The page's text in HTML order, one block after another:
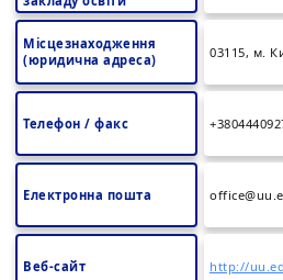
Місцезнаходження
(юридична адреса)
03115, м.
Телефон / факс
Електронна пошта
Веб-сайт http://